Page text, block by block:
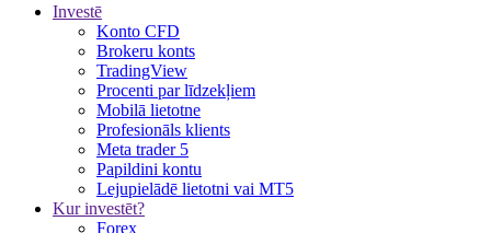
Investē
Konto CFD
Brokeru konts
TradingView
Procenti par līdzekļiem
Mobilā lietotne
Profesionāls klients
Meta trader 5
Papildini kontu
Lejupielādē lietotni vai MT5
Kur investēt?
Forex